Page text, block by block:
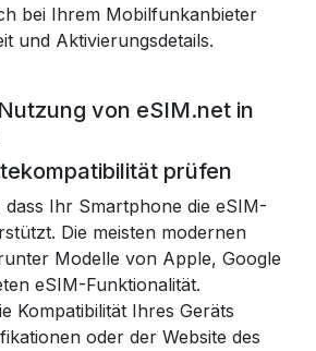
bei Ihrem Mobilfunkanbieter
und Aktivierungsdetails.
von eSIM.net in
prüfen
dass Ihr Smartphone die eSIM-
Die meisten modernen
Modelle von Apple, Google
eSIM-Funktionalität.
Kompatibilität Ihres Geräts
oder der Website des